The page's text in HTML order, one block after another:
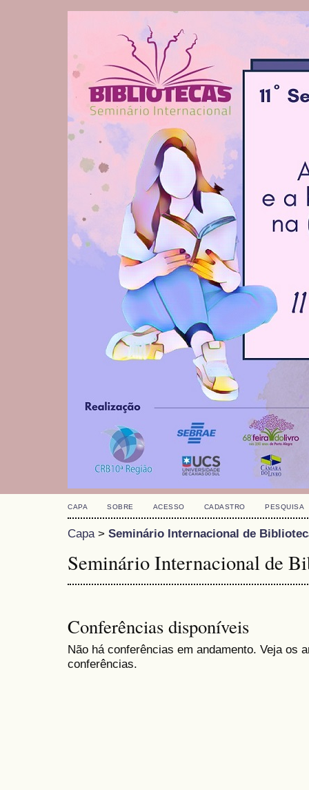
CAPA SOBRE ACESSO CADASTRO PESQUISA
Capa> Seminário Internacional de
Seminário Internacional de
Conferências disponíveis
Não há conferências em andamento. Veja os
conferências.